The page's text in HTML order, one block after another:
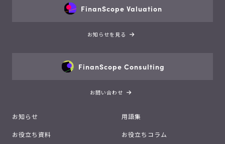
FinanScope Valuation
お知らせを見る
FinanScope Consulting
お問い合わせ
お知らせ 用語集
お役立ち資料 お役立ちコラム